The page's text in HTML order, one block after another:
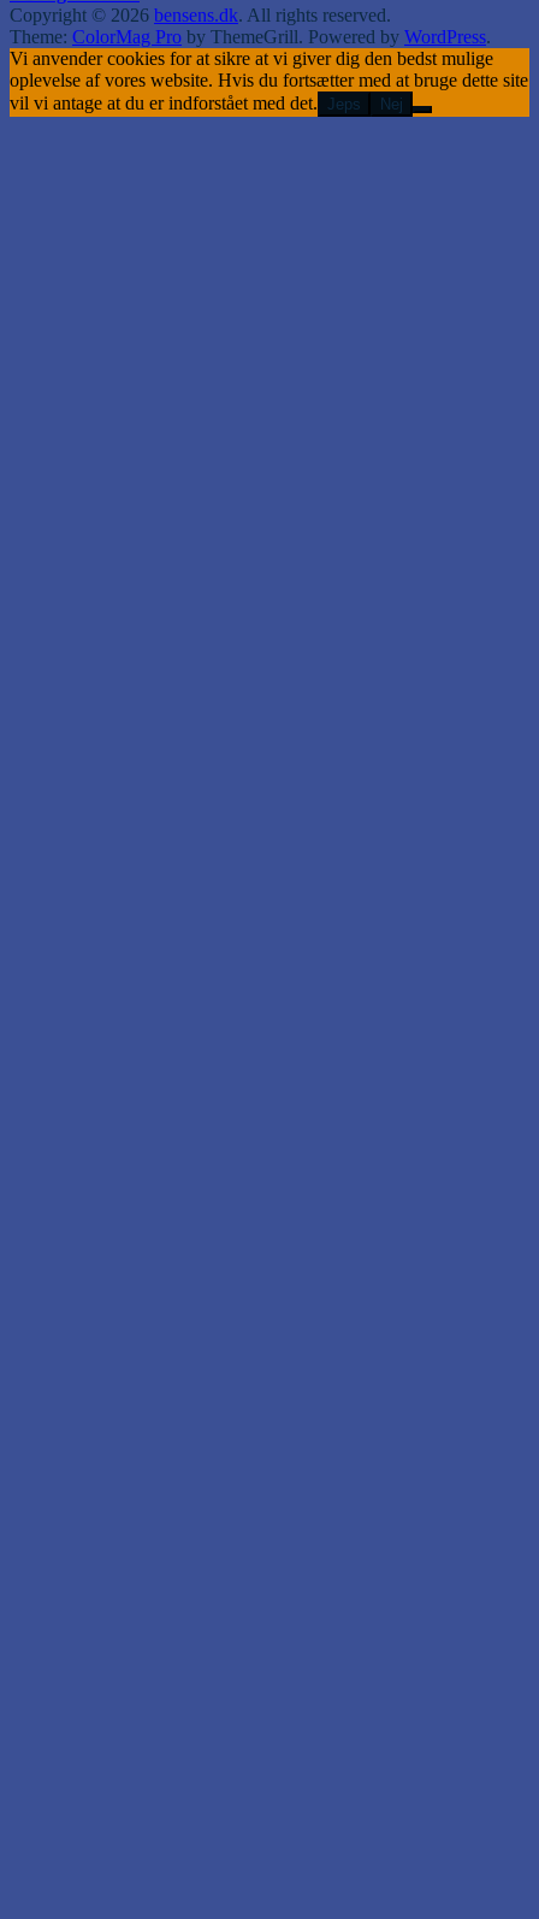
Copyright © 2026 bensens.dk. All rights reserved.
Theme: ColorMag Pro by ThemeGrill. Powered by WordPress.
Vi anvender cookies for at sikre at vi giver dig den bedst mulige
oplevelse af vores website. Hvis du fortsætter med at bruge dette site
vil vi antage at du er indforstået med det. Jeps Nej